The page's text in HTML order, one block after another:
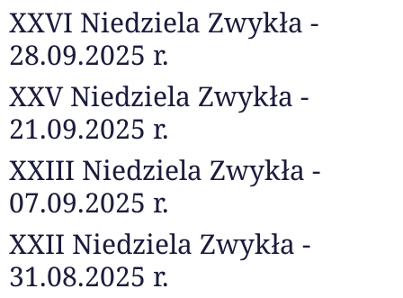
XXVI Niedziela Zwykła -
28.09.2025 r.
XXV Niedziela Zwykła -
21.09.2025 r.
XXIII Niedziela Zwykła -
07.09.2025 r.
XXII Niedziela Zwykła -
31.08.2025 r.